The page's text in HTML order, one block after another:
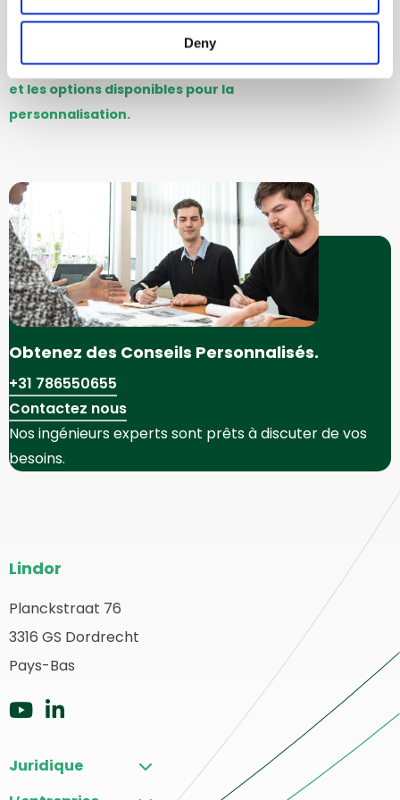
Deny
Cliquez ici pour voir tous les mélangeurs
et les options disponibles pour la
personnalisation.
Obtenez des Conseils Personnalisés.
+31 786550655
Contactez nous
Nos ingénieurs experts sont prêts à discuter de vos
besoins.
de
page
du
site
Lindor
Planckstraat 76
3316 GS Dordrecht
Pays-Bas
Aller
YouTube
Aller
LinkedIn
Juridique